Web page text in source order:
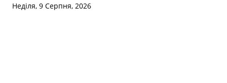
Неділя, 9 Серпня, 2026